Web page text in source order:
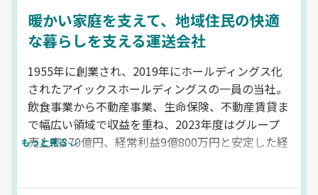
暖かい家庭を支えて、地域住民の快適
な暮らしを支える運送会社
1955年に創業され、2019年にホールディングス化
されたアイックスホールディングスの一員の当社。
飲食事業から不動産事業、生命保険、不動産賃貸ま
で幅広い領域で収益を重ね、2023年度はグループ
売上高370億円、経常利益9億800万円と安定した経
もっと見る